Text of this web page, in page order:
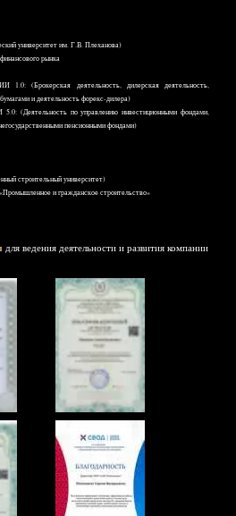
университет им. Г.В. Плеханова)
рынка
1.0: (Брокерская деятельность, дилерская деятельность,
и деятельность форекс-дилера)
(Деятельность по управлению инвестиционными фондами,
пенсионными фондами)
строительный университет)
и гражданское строительство»
для ведения деятельности и развития компании